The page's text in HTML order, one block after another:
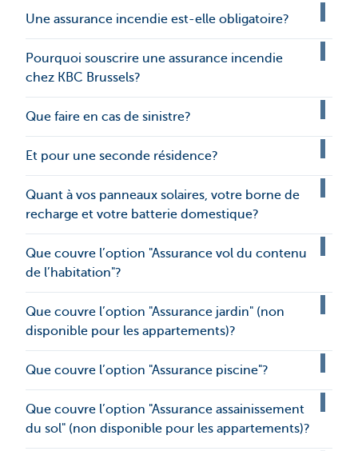
Une assurance incendie est-elle obligatoire?
Pourquoi souscrire une assurance incendie
chez KBC Brussels?
Que faire en cas de sinistre?
Et pour une seconde résidence?
Quant à vos panneaux solaires, votre borne de
recharge et votre batterie domestique?
Que couvre l’option "Assurance vol du contenu
de l’habitation"?
Que couvre l’option "Assurance jardin" (non
disponible pour les appartements)?
Que couvre l’option "Assurance piscine"?
Que couvre l’option "Assurance assainissement
du sol" (non disponible pour les appartements)?